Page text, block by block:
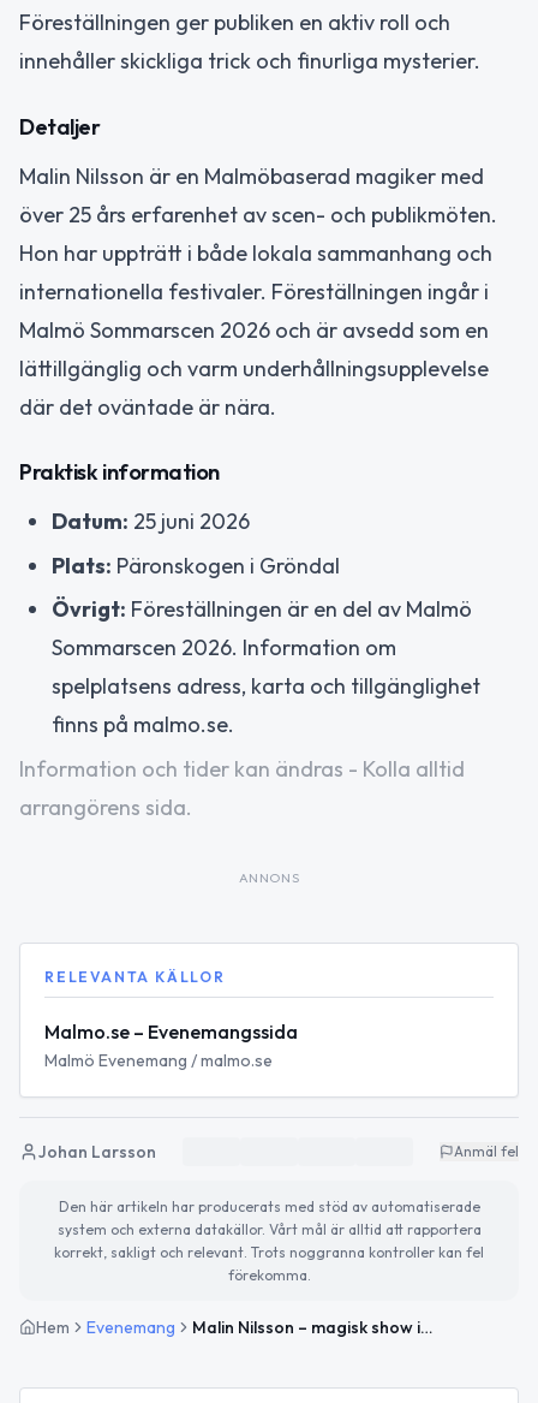
Föreställningen ger publiken en aktiv roll och
innehåller skickliga trick och finurliga mysterier.
Detaljer
Malin Nilsson är en Malmöbaserad magiker med
över 25 års erfarenhet av scen- och publikmöten.
Hon har uppträtt i både lokala sammanhang och
internationella festivaler. Föreställningen ingår i
Malmö Sommarscen 2026 och är avsedd som en
lättillgänglig och varm underhållningsupplevelse
där det oväntade är nära.
Praktisk information
Datum: 25 juni 2026
Plats: Päronskogen i Gröndal
Övrigt: Föreställningen är en del av Malmö
Sommarscen 2026. Information om
spelplatsens adress, karta och tillgänglighet
finns på malmo.se.
Information och tider kan ändras - Kolla alltid
arrangörens sida.
ANNONS
RELEVANTA KÄLLOR
Malmo.se – Evenemangssida
Malmö Evenemang / malmo.se
Johan Larsson Anmäl fel
Den här artikeln har producerats med stöd av automatiserade
system och externa datakällor. Vårt mål är alltid att rapportera
korrekt, sakligt och relevant. Trots noggranna kontroller kan fel
förekomma.
Hem Evenemang Malin Nilsson – magisk show i Päronskogen